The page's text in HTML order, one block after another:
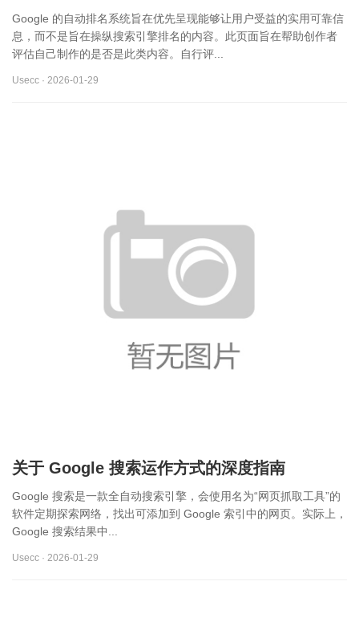
Google 的自动排名系统旨在优先呈现能够让用户受益的实用可靠信
息，而不是旨在操纵搜索引擎排名的内容。此页面旨在帮助创作者
评估自己制作的是否是此类内容。自行评...
Usecc · 2026-01-29
关于 Google 搜索运作方式的深度指南
Google 搜索是一款全自动搜索引擎，会使用名为“网页抓取工具”的
软件定期探索网络，找出可添加到 Google 索引中的网页。实际上，
Google 搜索结果中...
Usecc · 2026-01-29